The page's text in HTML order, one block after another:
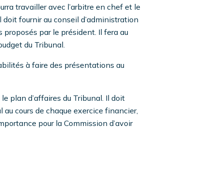
travailler avec l’arbitre en chef et le
fournir au conseil d’administration
par le président. Il fera au
du Tribunal.
à faire des présentations au
plan d’affaires du Tribunal. Il doit
cours de chaque exercice financier,
pour la Commission d’avoir